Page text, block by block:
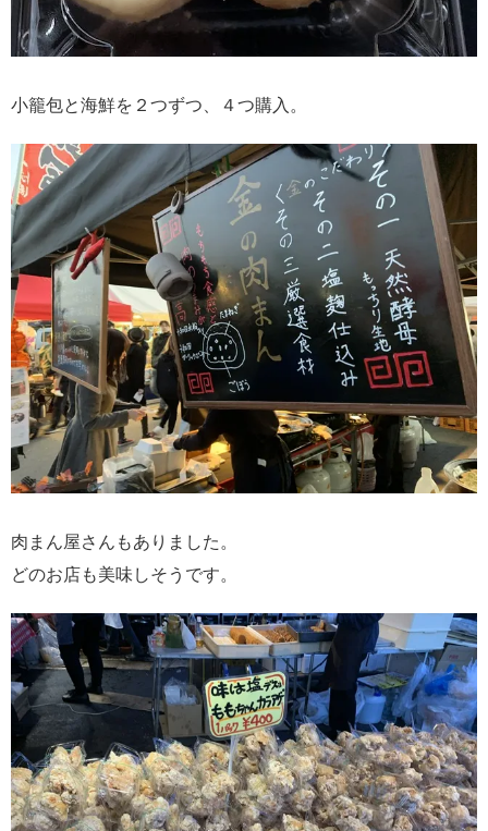
小籠包と海鮮を２つずつ、４つ購入。
肉まん屋さんもありました。
どのお店も美味しそうです。